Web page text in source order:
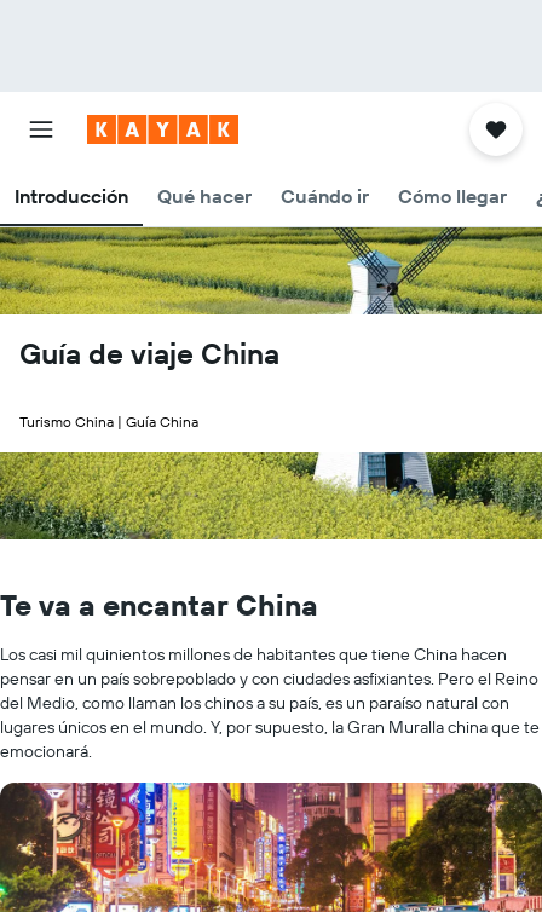
Introducción Qué hacer Cuándo ir Cómo llegar
Guía de viaje China
Turismo China | Guía China
Te va a encantar China
Los casi mil quinientos millones de habitantes que tiene China hacen
pensar en un país sobrepoblado y con ciudades asfixiantes. Pero el Reino
del Medio, como llaman los chinos a su país, es un paraíso natural con
lugares únicos en el mundo. Y, por supuesto, la Gran Muralla china que te
emocionará.